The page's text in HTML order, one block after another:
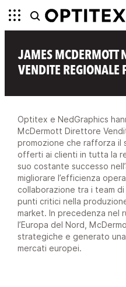
JAMES MCDERMOTT
VENDITE REGIONALE
Optitex e NedGraphics
McDermott Direttore
promozione che rafforza il
offerti ai clienti in tutta la
suo costante successo
migliorare l’efficienza
collaborazione tra i team
punti critici nella
market. In precedenza nel
l’Europa del Nord,
strategiche e generato
mercati europei.